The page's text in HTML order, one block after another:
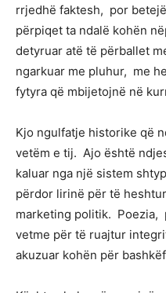
rrjedhë faktesh, por
përpiqet ta ndalë kohën
detyruar atë të përballet
ngarkuar me pluhur, me
fytyra që mbijetojnë në
Kjo ngulfatje historike që
vetëm e tij. Ajo është
kaluar nga një sistem
përdor lirinë për të
marketing politik. Poezia,
vetme për të ruajtur
akuzuar kohën për